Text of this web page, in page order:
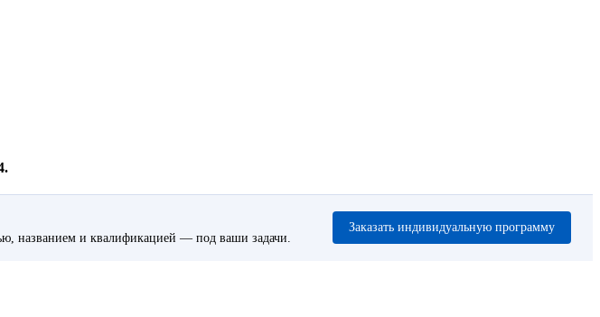
названием и квалификацией — под ваши задачи.
Заказать индивидуальную программу